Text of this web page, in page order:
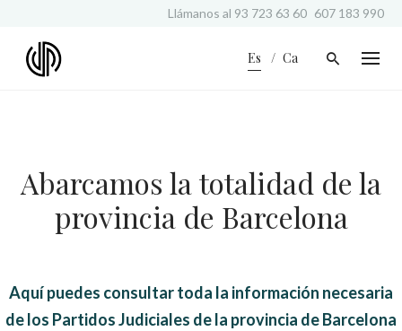
Llámanos al 93 723 63 60 607 183 990
Es Ca
Abarcamos la totalidad de la
provincia de Barcelona
Aquí puedes consultar toda la información necesaria
de los Partidos Judiciales de la provincia de Barcelona